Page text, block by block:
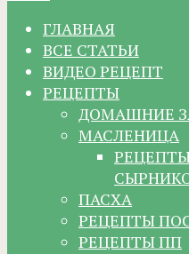
ГЛАВНАЯ
ВСЕ СТАТЬИ
ВИДЕО РЕЦЕПТ
РЕЦЕПТЫ
ДОМАШНИЕ
МАСЛЕНИЦА
ПАСХА
РЕЦЕПТЫ
РЕЦЕПТЫ ПП